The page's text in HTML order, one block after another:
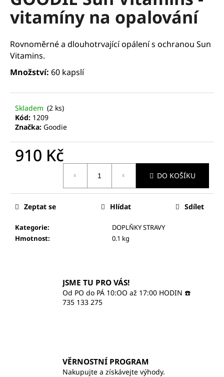
z
hvězdiček.
vitamíny na opalování
Rovnoměrné a dlouhotrvající opálení s ochranou Sun
Vitamins.
Množství: 60 kapslí
Skladem (2 ks)
Kód: 1209
Značka: Goodie
910 Kč
DO KOŠÍKU
Kategorie:
DOPLŇKY STRAVY
Hmotnost: 0.1 kg
Zeptat se Hlídat Sdílet
JSME TU PRO VÁS!
Od PO do PÁ 10:OO až 17:00 HODIN ☎️
735 133 275
VĚRNOSTNÍ PROGRAM
Nakupujte a získávejte výhody.
a
j
í
t
?
D
o
u